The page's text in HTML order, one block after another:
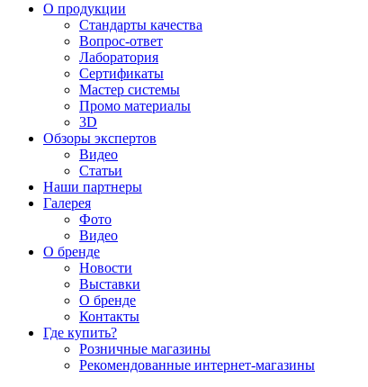
О продукции
Стандарты качества
Вопрос-ответ
Лаборатория
Сертификаты
Мастер системы
Промо материалы
3D
Обзоры экспертов
Видео
Статьи
Наши партнеры
Галерея
Фото
Видео
О бренде
Новости
Выставки
О бренде
Контакты
Где купить?
Розничные магазины
Рекомендованные интернет-магазины